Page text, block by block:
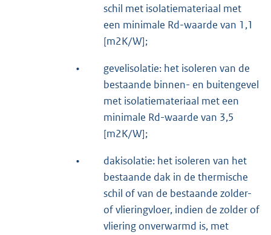
schil met isolatiemateriaal met
een minimale Rd-waarde van 1,1
[m2K/W];
•
gevelisolatie: het isoleren van de
bestaande binnen- en buitengevel
met isolatiemateriaal met een
minimale Rd-waarde van 3,5
[m2K/W];
•
dakisolatie: het isoleren van het
bestaande dak in de thermische
schil of van de bestaande zolder-
of vlieringvloer, indien de zolder of
vliering onverwarmd is, met